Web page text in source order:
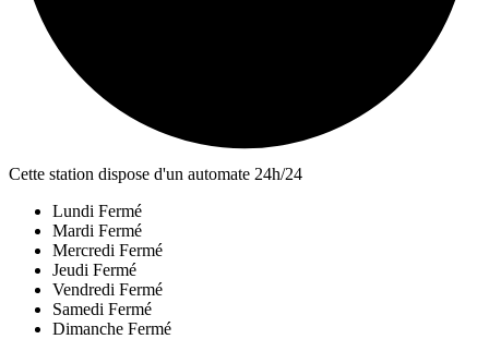
Cette station dispose d'un automate 24h/24
Lundi Fermé
Mardi Fermé
Mercredi Fermé
Jeudi Fermé
Vendredi Fermé
Samedi Fermé
Dimanche Fermé